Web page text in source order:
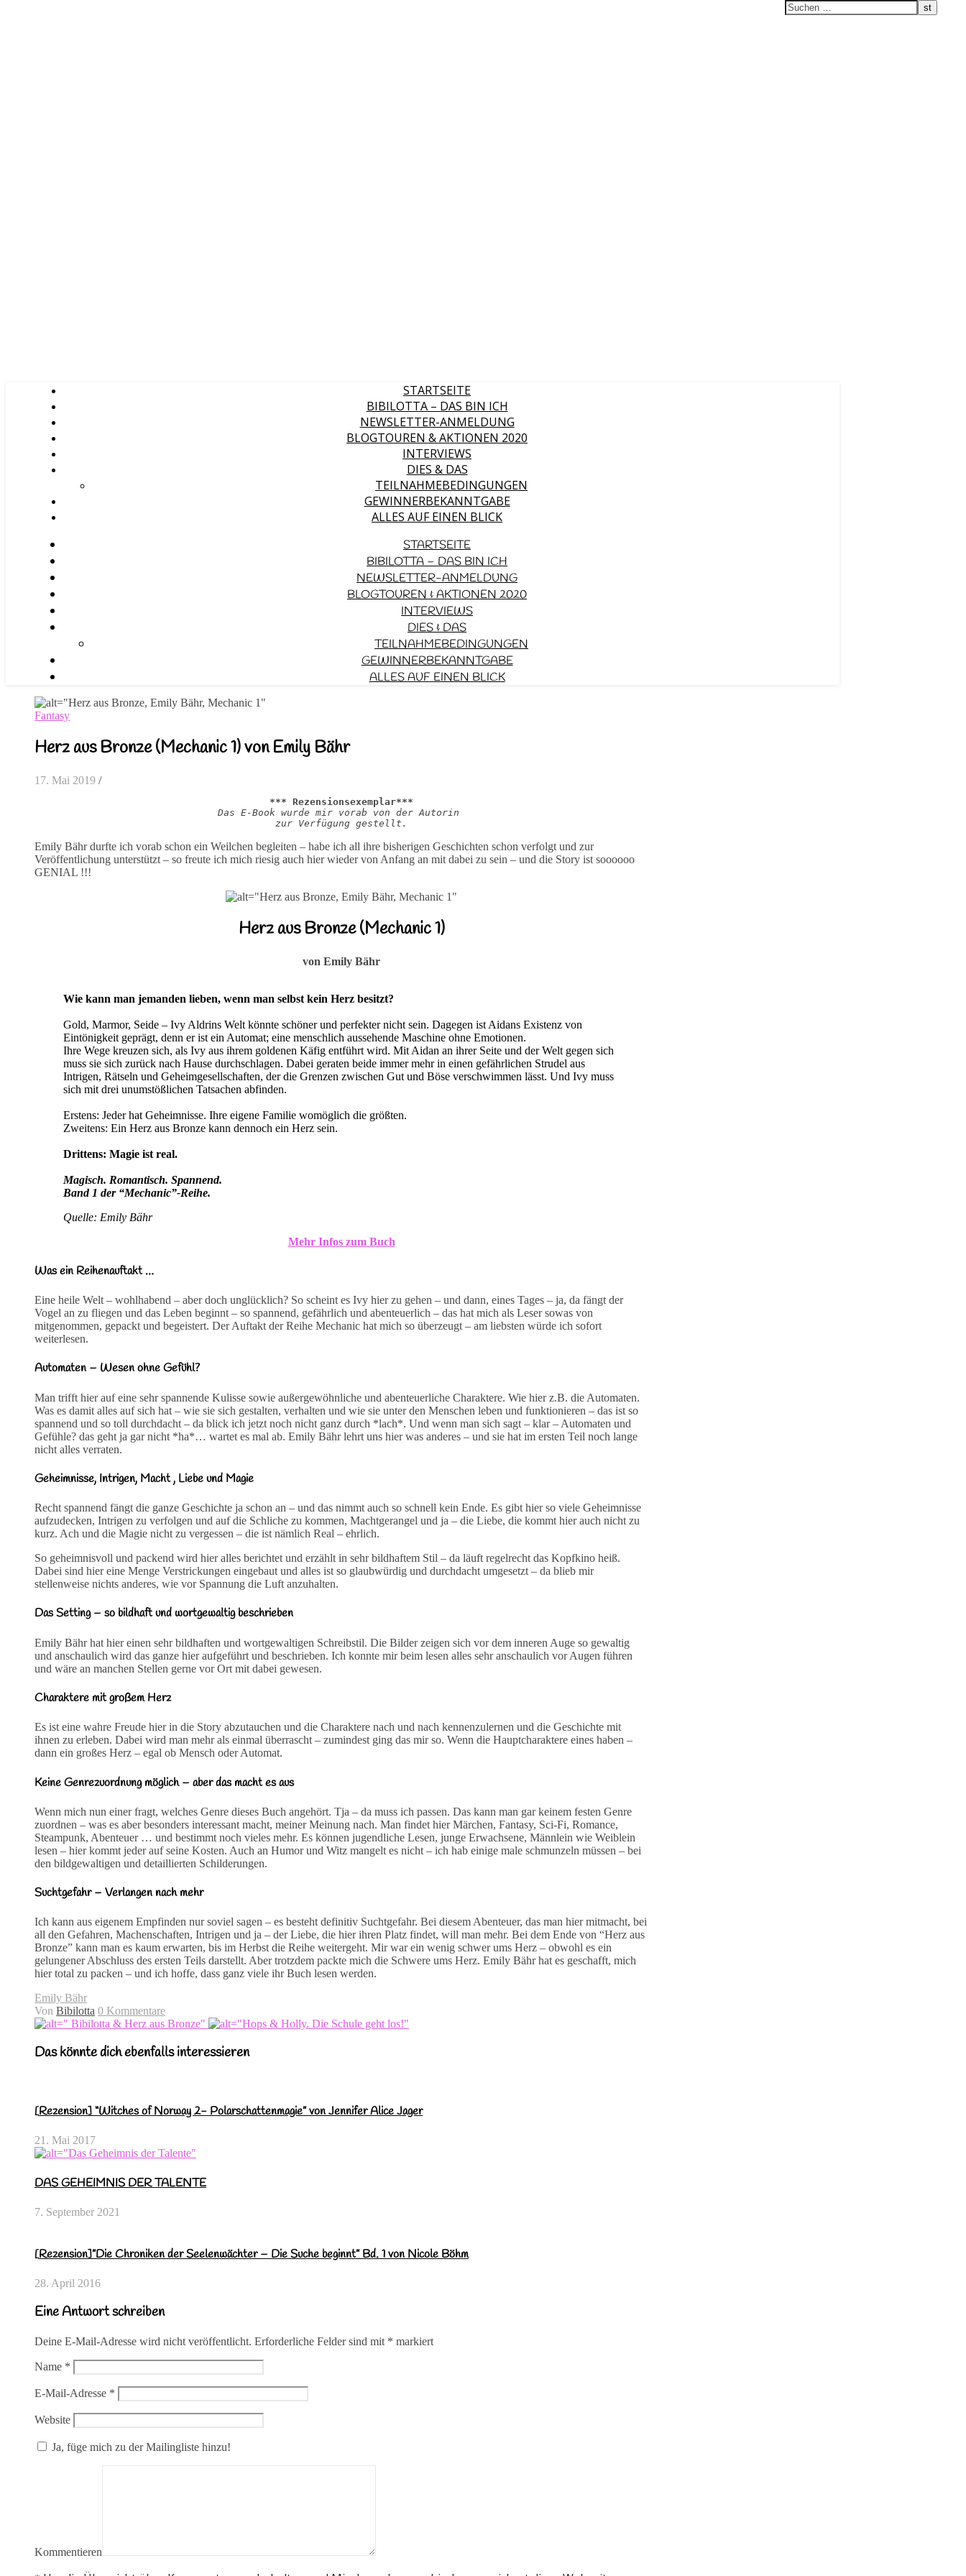
STARTSEITE
BIBILOTTA – DAS BIN ICH
NEWSLETTER-ANMELDUNG
BLOGTOUREN & AKTIONEN 2020
INTERVIEWS
DIES & DAS
TEILNAHMEBEDINGUNGEN
GEWINNERBEKANNTGABE
ALLES AUF EINEN BLICK
STARTSEITE
BIBILOTTA – DAS BIN ICH
NEWSLETTER-ANMELDUNG
BLOGTOUREN & AKTIONEN 2020
INTERVIEWS
DIES & DAS
TEILNAHMEBEDINGUNGEN
GEWINNERBEKANNTGABE
ALLES AUF EINEN BLICK
Fantasy
Herz aus Bronze (Mechanic 1) von Emily Bähr
17. Mai 2019 /
*** Rezensionsexemplar***
Das E-Book wurde mir vorab von der Autorin
zur Verfügung gestellt.
Emily Bähr durfte ich vorab schon ein Weilchen begleiten – habe ich all ihre bisherigen Geschichten schon verfolgt und zur
Veröffentlichung unterstützt – so freute ich mich riesig auch hier wieder von Anfang an mit dabei zu sein – und die Story ist soooooo
GENIAL !!!
Herz aus Bronze (Mechanic 1)
von Emily Bähr
Wie kann man jemanden lieben, wenn man selbst kein Herz besitzt?
Gold, Marmor, Seide – Ivy Aldrins Welt könnte schöner und perfekter nicht sein. Dagegen ist Aidans Existenz von
Eintönigkeit geprägt, denn er ist ein Automat; eine menschlich aussehende Maschine ohne Emotionen.
Ihre Wege kreuzen sich, als Ivy aus ihrem goldenen Käfig entführt wird. Mit Aidan an ihrer Seite und der Welt gegen sich
muss sie sich zurück nach Hause durchschlagen. Dabei geraten beide immer mehr in einen gefährlichen Strudel aus
Intrigen, Rätseln und Geheimgesellschaften, der die Grenzen zwischen Gut und Böse verschwimmen lässt. Und Ivy muss
sich mit drei unumstößlichen Tatsachen abfinden.
Erstens: Jeder hat Geheimnisse. Ihre eigene Familie womöglich die größten.
Zweitens: Ein Herz aus Bronze kann dennoch ein Herz sein.
Drittens: Magie ist real.
Magisch. Romantisch. Spannend.
Band 1 der “Mechanic”-Reihe.
Quelle: Emily Bähr
Mehr Infos zum Buch
Was ein Reihenauftakt …
Eine heile Welt – wohlhabend – aber doch unglücklich? So scheint es Ivy hier zu gehen – und dann, eines Tages – ja, da fängt der
Vogel an zu fliegen und das Leben beginnt – so spannend, gefährlich und abenteuerlich – das hat mich als Leser sowas von
mitgenommen, gepackt und begeistert. Der Auftakt der Reihe Mechanic hat mich so überzeugt – am liebsten würde ich sofort
weiterlesen.
Automaten – Wesen ohne Gefühl?
Man trifft hier auf eine sehr spannende Kulisse sowie außergewöhnliche und abenteuerliche Charaktere. Wie hier z.B. die Automaten.
Was es damit alles auf sich hat – wie sie sich gestalten, verhalten und wie sie unter den Menschen leben und funktionieren – das ist so
spannend und so toll durchdacht – da blick ich jetzt noch nicht ganz durch *lach*. Und wenn man sich sagt – klar – Automaten und
Gefühle? das geht ja gar nicht *ha*… wartet es mal ab. Emily Bähr lehrt uns hier was anderes – und sie hat im ersten Teil noch lange
nicht alles verraten.
Geheimnisse, Intrigen, Macht , Liebe und Magie
Recht spannend fängt die ganze Geschichte ja schon an – und das nimmt auch so schnell kein Ende. Es gibt hier so viele Geheimnisse
aufzudecken, Intrigen zu verfolgen und auf die Schliche zu kommen, Machtgerangel und ja – die Liebe, die kommt hier auch nicht zu
kurz. Ach und die Magie nicht zu vergessen – die ist nämlich Real – ehrlich.
So geheimnisvoll und packend wird hier alles berichtet und erzählt in sehr bildhaftem Stil – da läuft regelrecht das Kopfkino heiß.
Dabei sind hier eine Menge Verstrickungen eingebaut und alles ist so glaubwürdig und durchdacht umgesetzt – da blieb mir
stellenweise nichts anderes, wie vor Spannung die Luft anzuhalten.
Das Setting – so bildhaft und wortgewaltig beschrieben
Emily Bähr hat hier einen sehr bildhaften und wortgewaltigen Schreibstil. Die Bilder zeigen sich vor dem inneren Auge so gewaltig
und anschaulich wird das ganze hier aufgeführt und beschrieben. Ich konnte mir beim lesen alles sehr anschaulich vor Augen führen
und wäre an manchen Stellen gerne vor Ort mit dabei gewesen.
Charaktere mit großem Herz
Es ist eine wahre Freude hier in die Story abzutauchen und die Charaktere nach und nach kennenzulernen und die Geschichte mit
ihnen zu erleben. Dabei wird man mehr als einmal überrascht – zumindest ging das mir so. Wenn die Hauptcharaktere eines haben –
dann ein großes Herz – egal ob Mensch oder Automat.
Keine Genrezuordnung möglich – aber das macht es aus
Wenn mich nun einer fragt, welches Genre dieses Buch angehört. Tja – da muss ich passen. Das kann man gar keinem festen Genre
zuordnen – was es aber besonders interessant macht, meiner Meinung nach. Man findet hier Märchen, Fantasy, Sci-Fi, Romance,
Steampunk, Abenteuer … und bestimmt noch vieles mehr. Es können jugendliche Lesen, junge Erwachsene, Männlein wie Weiblein
lesen – hier kommt jeder auf seine Kosten. Auch an Humor und Witz mangelt es nicht – ich hab einige male schmunzeln müssen – bei
den bildgewaltigen und detaillierten Schilderungen.
Suchtgefahr – Verlangen nach mehr
Ich kann aus eigenem Empfinden nur soviel sagen – es besteht definitiv Suchtgefahr. Bei diesem Abenteuer, das man hier mitmacht, bei
all den Gefahren, Machenschaften, Intrigen und ja – der Liebe, die hier ihren Platz findet, will man mehr. Bei dem Ende von “Herz aus
Bronze” kann man es kaum erwarten, bis im Herbst die Reihe weitergeht. Mir war ein wenig schwer ums Herz – obwohl es ein
gelungener Abschluss des ersten Teils darstellt. Aber trotzdem packte mich die Schwere ums Herz. Emily Bähr hat es geschafft, mich
hier total zu packen – und ich hoffe, dass ganz viele ihr Buch lesen werden.
Emily Bähr
Von Bibilotta 0 Kommentare
Das könnte dich ebenfalls interessieren
[Rezension] “Witches of Norway 2- Polarschattenmagie” von Jennifer Alice Jager
21. Mai 2017
DAS GEHEIMNIS DER TALENTE
7. September 2021
[Rezension]”Die Chroniken der Seelenwächter – Die Suche beginnt” Bd. 1 von Nicole Böhm
28. April 2016
Eine Antwort schreiben
Deine E-Mail-Adresse wird nicht veröffentlicht. Erforderliche Felder sind mit * markiert
Name *
E-Mail-Adresse *
Website
Ja, füge mich zu der Mailingliste hinzu!
Kommentieren